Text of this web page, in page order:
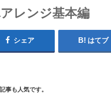
レンジ基本編
シェア はてブ
事も人気です。